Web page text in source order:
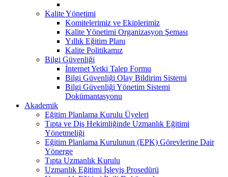
Kalite Yönetimi
Komitelerimiz ve Ekiplerimiz
Kalite Yönetimi Organizasyon Şeması
Yıllık Eğitim Planı
Kalite Politikamız
Bilgi Güvenliği
İnternet Yetki Talep Formu
Bilgi Güvenliği Olay Bildirim Sistemi
Bilgi Güvenliği Yönetim Sistemi
Dokümantasyonu
Akademik
Eğitim Planlama Kurulu Üyeleri
Tıpta ve Diş Hekimliğinde Uzmanlık Eğitimi
Yönetmeliği
Eğitim Planlama Kurulunun (EPK) Görevlerine Dair
Yönerge
Tıpta Uzmanlık Kurulu
Uzmanlık Eğitimi İşleyiş Prosedürü